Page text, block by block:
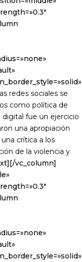
redes sociales se
como política de
fue un ejercicio
una apropiación
crítica a los
de la violencia y
vc_column]